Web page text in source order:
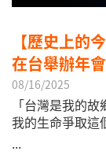
【歷史上
在台舉辦年會
08/16/2025
「台灣是我的
我的生命爭取
...